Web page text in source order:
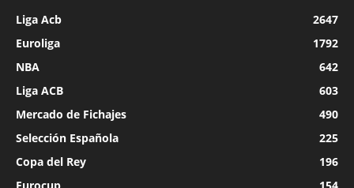
Liga Acb
2647
Euroliga
1792
NBA
642
Liga ACB
603
Mercado de Fichajes
490
Selección Española
225
Copa del Rey
196